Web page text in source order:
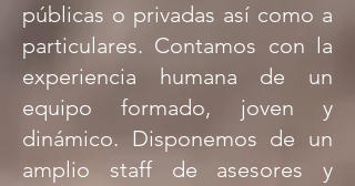
públicas o privadas así como a
particulares. Contamos con la
experiencia humana de un
equipo formado, joven y
dinámico. Disponemos de un
amplio staff de asesores y